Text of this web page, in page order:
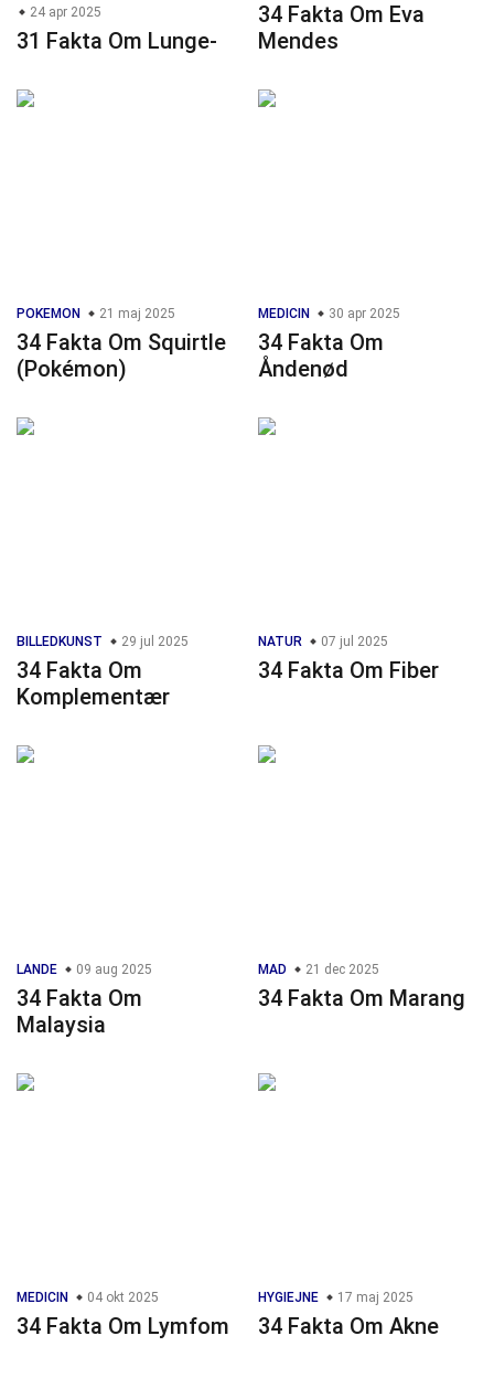
24 apr 2025
31 Fakta Om Lunge-
34 Fakta Om Eva
Mendes
POKEMON 21 maj 2025
34 Fakta Om Squirtle
(Pokémon)
MEDICIN 30 apr 2025
34 Fakta Om
Åndenød
BILLEDKUNST 29 jul 2025
34 Fakta Om
Komplementær
NATUR 07 jul 2025
34 Fakta Om Fiber
LANDE 09 aug 2025
34 Fakta Om
Malaysia
MAD 21 dec 2025
34 Fakta Om Marang
MEDICIN 04 okt 2025
34 Fakta Om Lymfom
HYGIEJNE 17 maj 2025
34 Fakta Om Akne